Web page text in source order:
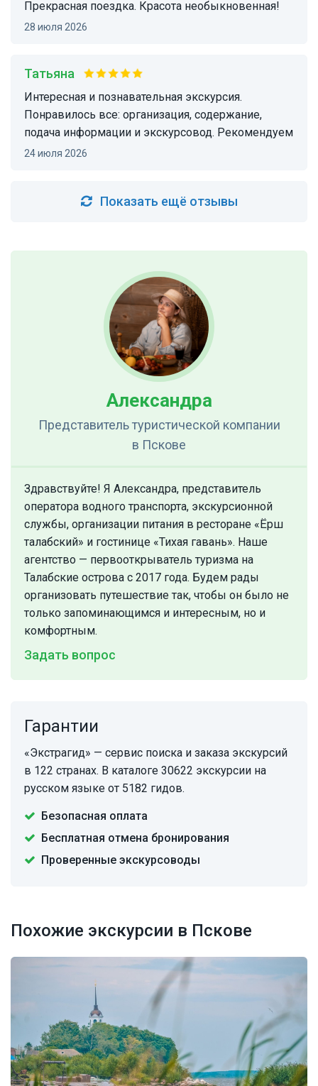
Прекрасная поездка. Красота необыкновенная!
28 июля 2026
Татьяна
Интересная и познавательная экскурсия.
Понравилось все: организация, содержание,
подача информации и экскурсовод. Рекомендуем
24 июля 2026
Показать ещё отзывы
Александра
Представитель туристической компании
в Пскове
Здравствуйте! Я Александра, представитель
оператора водного транспорта, экскурсионной
службы, организации питания в ресторане «Ёрш
талабский» и гостинице «Тихая гавань». Наше
агентство — первооткрыватель туризма на
Талабские острова с 2017 года. Будем рады
организовать путешествие так, чтобы он было не
только запоминающимся и интересным, но и
комфортным.
Задать вопрос
Гарантии
«Экстрагид» — сервис поиска и заказа экскурсий
в 122 странах. В каталоге 30622 экскурсии на
русском языке от 5182 гидов.
Безопасная оплата
Бесплатная отмена бронирования
Проверенные экскурсоводы
Похожие экскурсии в Пскове